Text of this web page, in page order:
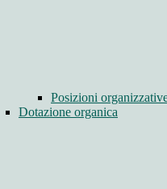
Posizioni
Dotazione organica